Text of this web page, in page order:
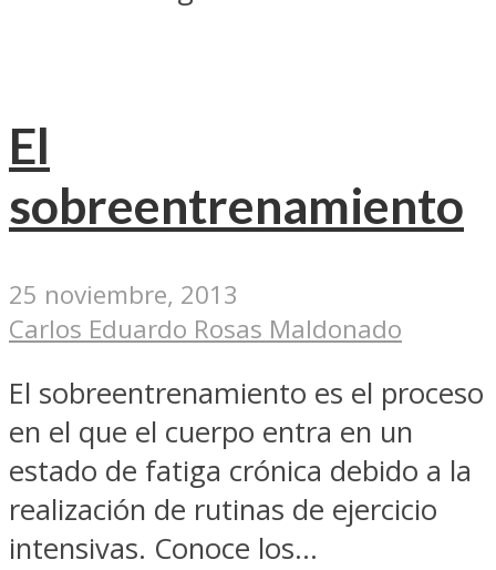
El
sobreentrenamiento
25 noviembre, 2013
Carlos Eduardo Rosas Maldonado
El sobreentrenamiento es el proceso
en el que el cuerpo entra en un
estado de fatiga crónica debido a la
realización de rutinas de ejercicio
intensivas. Conoce los...